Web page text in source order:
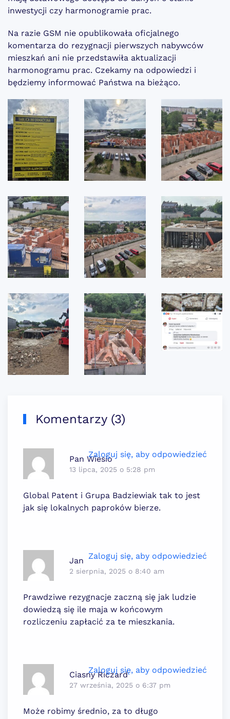
inwestycji czy harmonogramie prac.
Na razie GSM nie opublikowała oficjalnego
komentarza do rezygnacji pierwszych nabywców
mieszkań ani nie przedstawiła aktualizacji
harmonogramu prac. Czekamy na odpowiedzi i
będziemy informować Państwa na bieżąco.
Komentarzy (3)
Pan Wiesio
13 lipca, 2025 o 5:28 pm
Zaloguj się, aby odpowiedzieć
Global Patent i Grupa Badziewiak tak to jest
jak się lokalnych paproków bierze.
Jan
2 sierpnia, 2025 o 8:40 am
Zaloguj się, aby odpowiedzieć
Prawdziwe rezygnacje zaczną się jak ludzie
dowiedzą się ile maja w końcowym
rozliczeniu zapłacić za te mieszkania.
Ciasny Riczard
27 września, 2025 o 6:37 pm
Zaloguj się, aby odpowiedzieć
Może robimy średnio, za to długo